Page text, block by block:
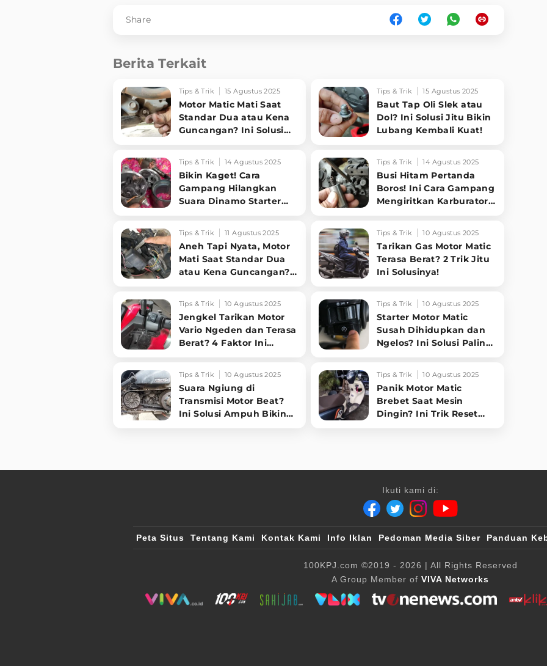
Share
Berita Terkait
Tips & Trik 15 Agustus 2025
Motor Matic Mati Saat
Standar Dua atau Kena
Guncangan? Ini Solusi
Tips & Trik 15 Agustus 2025
Baut Tap Oli Slek atau
Dol? Ini Solusi Jitu Bikin
Lubang Kembali Kuat!
Tips & Trik 14 Agustus 2025
Bikin Kaget! Cara
Gampang Hilangkan
Suara Dinamo Starter
Dimatikan!
Tips & Trik 14 Agustus 2025
Busi Hitam Pertanda
Boros! Ini Cara Gampang
Mengiritkan Karburator
Tips & Trik 11 Agustus 2025
Aneh Tapi Nyata, Motor
Mati Saat Standar Dua
atau Kena Guncangan?
Kabel Ini!
Tips & Trik 10 Agustus 2025
Tarikan Gas Motor Matic
Terasa Berat? 2 Trik Jitu
Ini Solusinya!
Tips & Trik 10 Agustus 2025
Jengkel Tarikan Motor
Vario Ngeden dan Terasa
Berat? 4 Faktor Ini
Keroknya!
Tips & Trik 10 Agustus 2025
Starter Motor Matic
Susah Dihidupkan dan
Ngelos? Ini Solusi Paling
Tips & Trik 10 Agustus 2025
Suara Ngiung di
Transmisi Motor Beat?
Ini Solusi Ampuh Bikin
Tips & Trik 10 Agustus 2025
Panik Motor Matic
Brebet Saat Mesin
Dingin? Ini Trik Reset
Ikuti kami di:
Peta Situs Tentang Kami Kontak Kami Info Iklan Pedoman Media Siber Panduan
100KPJ.com ©2019 - 2026 | All Rights Reserved
A Group Member of VIVA Networks